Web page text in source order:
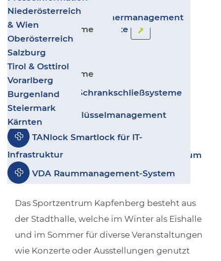
Transport & Logistik
Gewerbe & Industrie
Wohnbau
Kultur, Sport & Freizeit
Geschäfte & Handel
Coworking & Coliving
Salto IDM - Besuchermanagement
Zurück
Sicherheitssysteme
disecca
Video-Türsprechanlagen
Ergänzende Produkte
Zurück
Sicherheitssysteme
GANTNER Schrankschließsysteme
deister Schlüsselmanagement
TANlock Smartlock für IT-
Infrastruktur
VDA Raummanagement-System
Niederösterreich
& Wien
Oberösterreich
Salzburg
Tirol & Osttirol
Vorarlberg
Burgenland
Steiermark
Kärnten
Objektart/Nutzung: Freizeit & Kultur
Gewerke: Elektronischer Zutritt,
Videoüberwachung
Projektart: Umrüstung
Ort: 8605 Kapfenberg
Web:
www.kapfenberg.gv.at/sport/sportzentrum
Rahmenbedingungen:
Das Sportzentrum Kapfenberg besteht aus
der Stadthalle, welche im Winter als Eishalle
und im Sommer für diverse Veranstaltungen
wie Konzerte oder Ausstellungen genutzt